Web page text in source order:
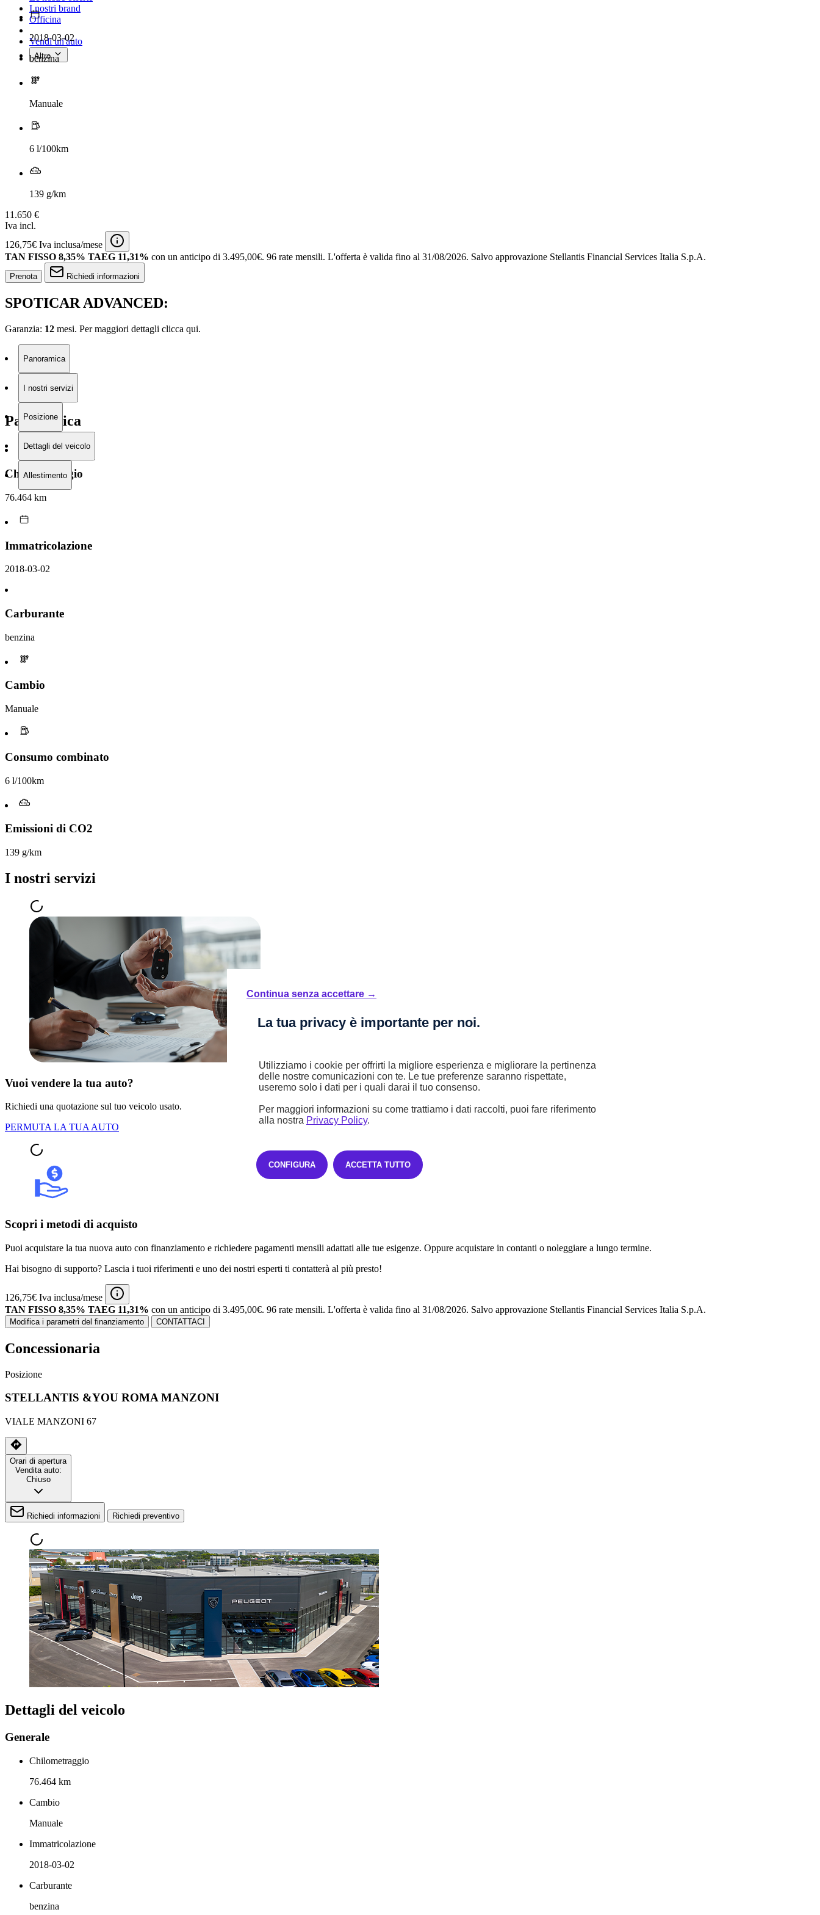
I nostri brand
Officina
Vendi un'auto
Altro
2018-03-02
benzina
Manuale
6 l/100km
139 g/km
11.650 €
Iva incl.
126,75€ Iva inclusa/mese
TAN FISSO 8,35% TAEG 11,31% con un anticipo di 3.495,00€. 96 rate mensili. L'offerta è valida fino al 31/08/2026. Salvo approvazione Stellantis Financial Services Italia S.p.A.
Prenota Richiedi informazioni
SPOTICAR ADVANCED:
Garanzia: 12 mesi. Per maggiori dettagli clicca qui.
Panoramica
I nostri servizi
Posizione
Dettagli del veicolo
Allestimento
Panoramica
Chilometraggio
76.464 km
Immatricolazione
2018-03-02
Carburante
benzina
Cambio
Manuale
Consumo combinato
6 l/100km
Emissioni di CO2
139 g/km
I nostri servizi
Vuoi vendere la tua auto?
Richiedi una quotazione sul tuo veicolo usato.
PERMUTA LA TUA AUTO
Scopri i metodi di acquisto
Puoi acquistare la tua nuova auto con finanziamento e richiedere pagamenti mensili adattati alle tue esigenze. Oppure acquistare in contanti o noleggiare a lungo termine.
Hai bisogno di supporto? Lascia i tuoi riferimenti e uno dei nostri esperti ti contatterà al più presto!
126,75€ Iva inclusa/mese
TAN FISSO 8,35% TAEG 11,31% con un anticipo di 3.495,00€. 96 rate mensili. L'offerta è valida fino al 31/08/2026. Salvo approvazione Stellantis Financial Services Italia S.p.A.
Modifica i parametri del finanziamento CONTATTACI
Concessionaria
Posizione
STELLANTIS &YOU ROMA MANZONI
VIALE MANZONI 67
Orari di apertura
Vendita auto:
Chiuso
Richiedi informazioni Richiedi preventivo
Dettagli del veicolo
Generale
Chilometraggio
76.464 km
Cambio
Manuale
Immatricolazione
2018-03-02
Carburante
benzina
Continua senza accettare →
La tua privacy è importante per noi.
Utilizziamo i cookie per offrirti la migliore esperienza e migliorare la pertinenza
delle nostre comunicazioni con te. Le tue preferenze saranno rispettate,
useremo solo i dati per i quali darai il tuo consenso.
Per maggiori informazioni su come trattiamo i dati raccolti, puoi fare riferimento
alla nostra Privacy Policy.
CONFIGURA ACCETTA TUTTO